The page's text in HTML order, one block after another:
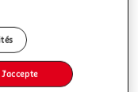
J'accepte